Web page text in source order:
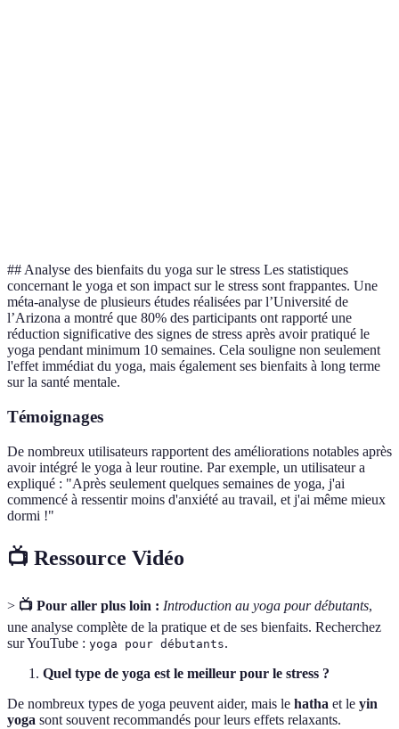
## Analyse des bienfaits du yoga sur le stress Les statistiques
concernant le yoga et son impact sur le stress sont frappantes. Une
méta-analyse de plusieurs études réalisées par l’Université de
l’Arizona a montré que 80% des participants ont rapporté une
réduction significative des signes de stress après avoir pratiqué le
yoga pendant minimum 10 semaines. Cela souligne non seulement
l'effet immédiat du yoga, mais également ses bienfaits à long terme
sur la santé mentale.
Témoignages
De nombreux utilisateurs rapportent des améliorations notables après
avoir intégré le yoga à leur routine. Par exemple, un utilisateur a
expliqué : "Après seulement quelques semaines de yoga, j'ai
commencé à ressentir moins d'anxiété au travail, et j'ai même mieux
dormi !"
📺 Ressource Vidéo
> 📺 Pour aller plus loin : Introduction au yoga pour débutants,
une analyse complète de la pratique et de ses bienfaits. Recherchez
sur YouTube : yoga pour débutants.
Quel type de yoga est le meilleur pour le stress ?
De nombreux types de yoga peuvent aider, mais le hatha et le yin
yoga sont souvent recommandés pour leurs effets relaxants.